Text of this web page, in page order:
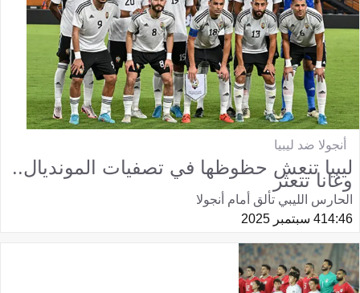
أنجولا ضد ليبيا
ليبيا تنعش حظوظها في تصفيات المونديال..
وغانا تتعثر
الحارس الليبي تألق أمام أنجولا
14:464 سبتمبر 2025